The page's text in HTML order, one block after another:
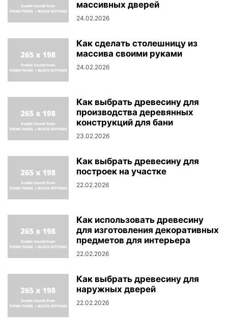
массивных дверей
24.02.2026
Как сделать столешницу из
массива своими руками
24.02.2026
Как выбрать древесину для
производства деревянных
конструкций для бани
23.02.2026
Как выбрать древесину для
построек на участке
22.02.2026
Как использовать древесину
для изготовления декоративных
предметов для интерьера
22.02.2026
Как выбрать древесину для
наружных дверей
22.02.2026